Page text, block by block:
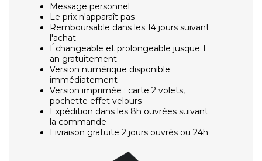
Message personnel
Le prix n'apparaît pas
Remboursable dans les 14 jours suivant
l'achat
Échangeable et prolongeable jusque 1
an gratuitement
Version numérique disponible
immédiatement
Version imprimée : carte 2 volets,
pochette effet velours
Expédition dans les 8h ouvrées suivant
la commande
Livraison gratuite 2 jours ouvrés ou 24h